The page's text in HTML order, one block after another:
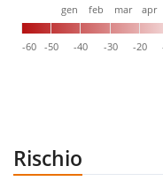
-60 -50 -40 -30 -20
gen feb mar apr
Rischio